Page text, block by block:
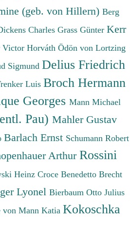
(geb. von Hillern) Berg
Charles Grass Günter Kerr
Victor Horváth Ödön von Lortzing
Sigmund Delius Friedrich
Luis Broch Hermann
Georges Mann Michael
Pau) Mahler Gustav
Barlach Ernst Schumann Robert
ArthurRossini
Heinz Croce Benedetto Brecht
Lyonel Bierbaum Otto Julius
von Mann Katia Kokoschka